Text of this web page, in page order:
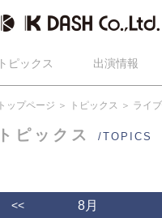
トピックス 出演情報
トップページ トピックス ライ
トピックス /TOPICS
<< 8月